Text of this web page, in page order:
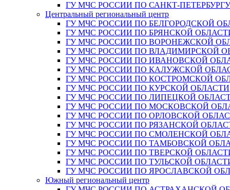
ГУ МЧС РОССИИ ПО САНКТ-ПЕТЕРБУРГУ
Центральный региональный центр
ГУ МЧС РОССИИ ПО БЕЛГОРОДСКОЙ
ГУ МЧС РОССИИ ПО БРЯНСКОЙ
ГУ МЧС РОССИИ ПО ВОРОНЕЖСКОЙ
ГУ МЧС РОССИИ ПО ВЛАДИМИРСКОЙ
ГУ МЧС РОССИИ ПО ИВАНОВСКОЙ
ГУ МЧС РОССИИ ПО КАЛУЖСКОЙ
ГУ МЧС РОССИИ ПО КОСТРОМСКОЙ
ГУ МЧС РОССИИ ПО КУРСКОЙ ОБЛАСТИ
ГУ МЧС РОССИИ ПО ЛИПЕЦКОЙ
ГУ МЧС РОССИИ ПО МОСКОВСКОЙ
ГУ МЧС РОССИИ ПО ОРЛОВСКОЙ
ГУ МЧС РОССИИ ПО РЯЗАНСКОЙ
ГУ МЧС РОССИИ ПО СМОЛЕНСКОЙ
ГУ МЧС РОССИИ ПО ТАМБОВСКОЙ
ГУ МЧС РОССИИ ПО ТВЕРСКОЙ
ГУ МЧС РОССИИ ПО ТУЛЬСКОЙ
ГУ МЧС РОССИИ ПО ЯРОСЛАВСКОЙ
Южный региональный центр